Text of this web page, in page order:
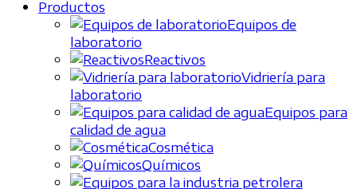
Productos
Equipos de
laboratorio
Reactivos
Vidriería para
laboratorio
Equipos para
calidad de agua
Cosmética
Químicos